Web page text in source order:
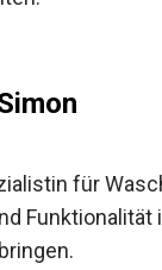
für
Funktionalität